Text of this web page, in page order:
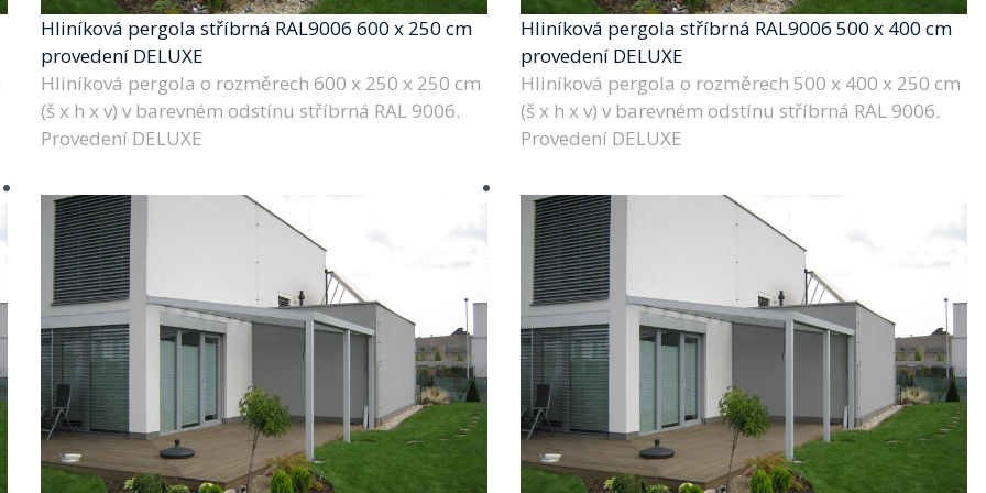
Hliníková pergola stříbrná RAL9006 600 x 250 cm
provedení DELUXE
Hliníková pergola o rozměrech 600 x 250 x 250 cm
(š x h x v) v barevném odstínu stříbrná RAL 9006.
Provedení DELUXE
Hliníková pergola stříbrná RAL9006 500 x 400 cm
provedení DELUXE
Hliníková pergola o rozměrech 500 x 400 x 250 cm
(š x h x v) v barevném odstínu stříbrná RAL 9006.
Provedení DELUXE